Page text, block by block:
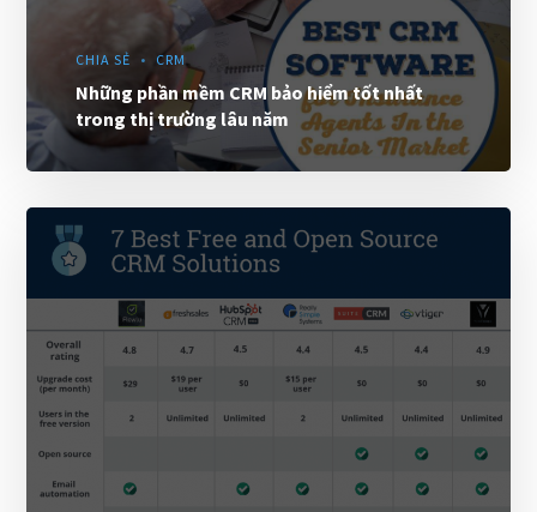
CHIA SẺ CRM
Những phần mềm CRM bảo hiểm tốt nhất
trong thị trường lâu năm